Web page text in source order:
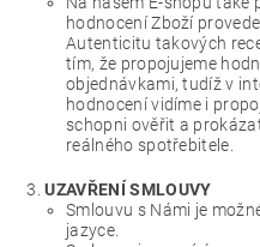
hodnocení Zboží
Autenticitu takových
tím, že propojujeme
objednávkami, tudíž v
hodnocení vidíme i
schopni ověřit a
reálného spotřebitele.
UZAVŘENÍ SMLOUVY
Smlouvu s Námi je
jazyce.